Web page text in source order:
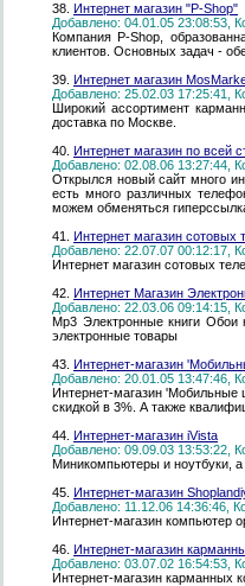
38. Интернет магазин "P-Shop"
Добавлено: 04.01.05 23:08:53,
Компания P-Shop,
клиентов. Основных задач -
39. Интернет магазин
Добавлено: 25.02.03 17:25:41,
Широкий ассортимент
доставка по Москве.
40. Интернет магазин по всей
Добавлено: 02.08.06 13:27:44,
Открылся новый сайт много
есть много различных
можем обменяться
41. Интернет магазин сотовых
Добавлено: 22.07.07 00:12:17,
Интернет магазин сотовых
42. Интернет Магазин
Добавлено: 22.03.06 09:14:15,
Мр3 Электронные книги Обои
электронные товары
43. Интернет-магазин
Добавлено: 20.01.05 13:47:46,
Интернет-магазин 'Мобильные
скидкой в 3%. А также
44. Интернет-магазин iVista
Добавлено: 09.09.03 13:53:22,
Миникомпьютеры и ноутбуки,
45. Интернет-магазин
Добавлено: 11.12.06 14:36:46,
Интернет-магазин компьютер
46. Интернет-магазин
Добавлено: 03.07.02 16:54:53,
Интернет-магазин карманных